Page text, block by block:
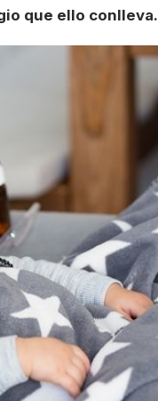
que ello conlleva.